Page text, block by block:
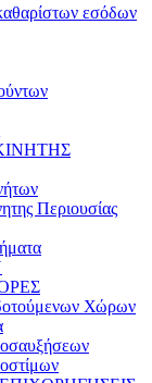
εσόδων
Περιουσίας
Χώρων